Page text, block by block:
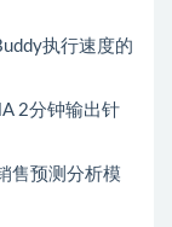
执行速度的
2分钟输出针
售预测分析模